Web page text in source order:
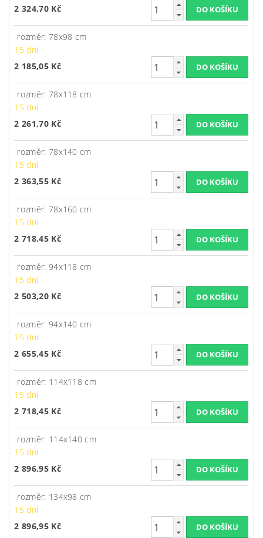
2 324,70 Kč
rozměr: 78x98 cm
15 dní
2 185,05 Kč
rozměr: 78x118 cm
15 dní
2 261,70 Kč
rozměr: 78x140 cm
15 dní
2 363,55 Kč
rozměr: 78x160 cm
15 dní
2 718,45 Kč
rozměr: 94x118 cm
15 dní
2 503,20 Kč
rozměr: 94x140 cm
15 dní
2 655,45 Kč
rozměr: 114x118 cm
15 dní
2 718,45 Kč
rozměr: 114x140 cm
15 dní
2 896,95 Kč
rozměr: 134x98 cm
15 dní
2 896,95 Kč